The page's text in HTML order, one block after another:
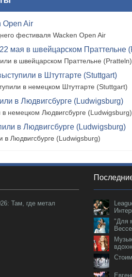
Open Air
фестиваля Wacken Open Air
мая в швейцарском Праттельне
в швейцарском Праттельне (Pratteln)
в Штутгарте (Stuttgart)
в немецком Штутгарте (Stuttgart)
в Людвигсбурге (Ludwigsburg)
немецком Людвигсбурге (Ludwigsburg)
в Людвигсбурге (Ludwigsburg)
в Людвигсбурге (Ludwigsburg)
Там, где метал
"Для